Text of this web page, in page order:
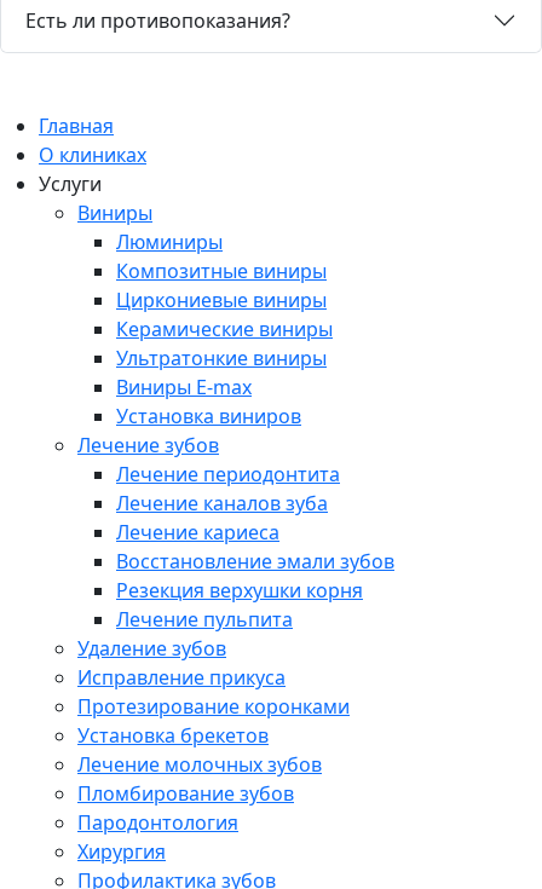
Есть ли противопоказания?
Главная
О клиниках
Услуги
Виниры
Люминиры
Композитные виниры
Циркониевые виниры
Керамические виниры
Ультратонкие виниры
Виниры E-max
Установка виниров
Лечение зубов
Лечение периодонтита
Лечение каналов зуба
Лечение кариеса
Восстановление эмали зубов
Резекция верхушки корня
Лечение пульпита
Удаление зубов
Исправление прикуса
Протезирование коронками
Установка брекетов
Лечение молочных зубов
Пломбирование зубов
Пародонтология
Хирургия
Профилактика зубов